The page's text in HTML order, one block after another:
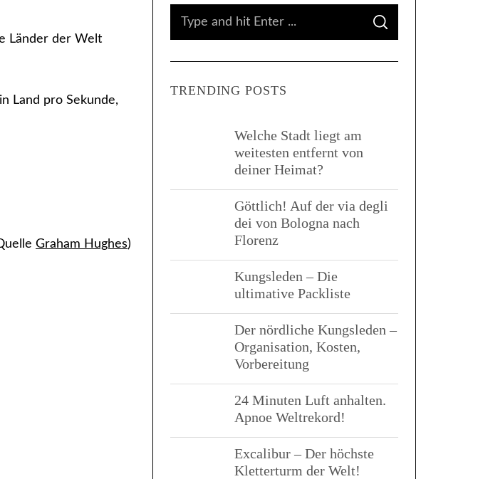
Länder der Welt
Land pro Sekunde,
Graham Hughes)
c
:
S
A
C
TRENDING POSTS
Welche Stadt liegt am
weitesten entfernt von
deiner Heimat?
Göttlich! Auf der via degli
dei von Bologna nach
Florenz
Kungsleden – Die
ultimative Packliste
Der nördliche Kungsleden –
Organisation, Kosten,
Vorbereitung
24 Minuten Luft anhalten.
Apnoe Weltrekord!
Excalibur – Der höchste
Kletterturm der Welt!